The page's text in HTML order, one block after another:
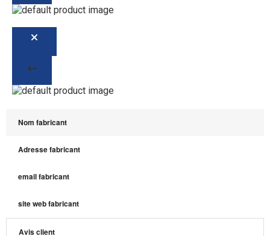
Nom fabricant
Adresse fabricant
email fabricant
site web fabricant
Avis client